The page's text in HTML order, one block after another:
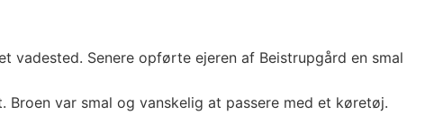
vadested. Senere opførte ejeren af Beistrupgård en smal
var smal og vanskelig at passere med et køretøj.